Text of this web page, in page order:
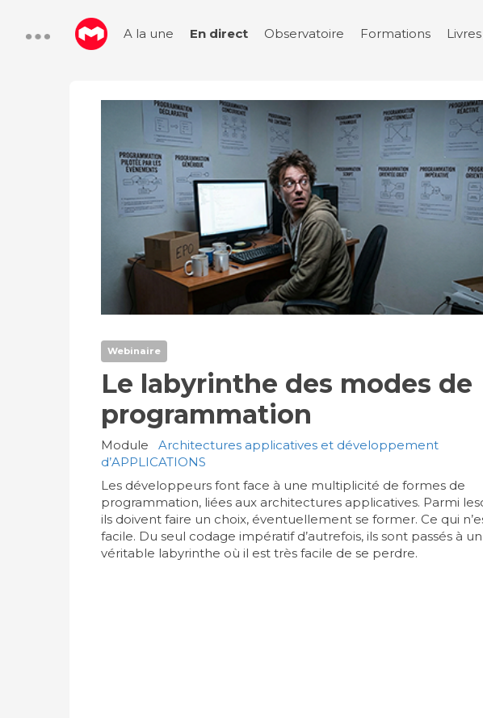
A la une En direct Observatoire Formations Livres
Webinaire
Le labyrinthe des modes de
programmation
Module
Architectures applicatives et développement
d’APPLICATIONS
Les développeurs font face à une multiplicité de formes de
programmation, liées aux architectures applicatives. Parmi
ils doivent faire un choix, éventuellement se former. Ce qui
facile. Du seul codage impératif d’autrefois, ils sont passés à un
véritable labyrinthe où il est très facile de se perdre.